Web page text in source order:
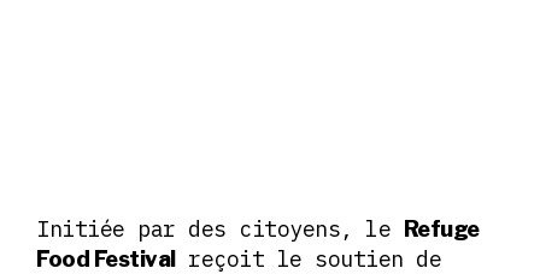
Initiée par des citoyens, le Refuge
Food Festivalreçoit le soutien de